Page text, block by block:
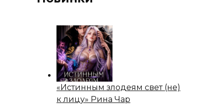
«Истинным злодеям свет (не)
к лицу» Рина Чар